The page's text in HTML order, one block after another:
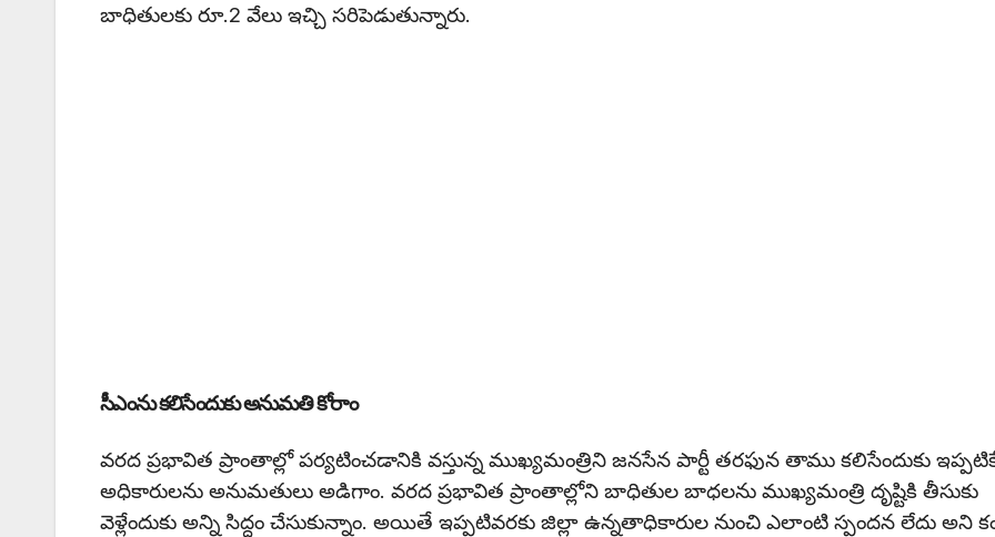
బాధితులకు రూ.2 వేలు ఇచ్చి సరిపెడుతున్నారు.
సీఎంను కలిసేందుకు అనుమతి కోరాం
వరద ప్రభావిత ప్రాంతాల్లో పర్యటించడానికి వస్తున్న ముఖ్యమంత్రిని జనసేన పార్టీ తరఫున తాము కలిసేందుకు
అధికారులను అనుమతులు అడిగాం. వరద ప్రభావిత ప్రాంతాల్లోని బాధితుల బాధలను ముఖ్యమంత్రి దృష్టికి తీసుకు
వెళ్లేందుకు అన్ని సిద్ధం చేసుకున్నాం. అయితే ఇప్పటివరకు జిల్లా ఉన్నతాధికారుల నుంచి ఎలాంటి స్పందన లేదు అని